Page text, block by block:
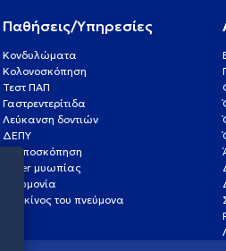
Παθήσεις/Υπηρεσίες
Κονδυλώματα
Κολονοσκόπηση
Τεστ ΠΑΠ
Γαστρεντερίτιδα
Λεύκανση δοντιών
ΔΕΠΥ
Κολποσκόπηση
Laser μυωπίας
Πνευμονία
Καρκίνος του πνεύμονα